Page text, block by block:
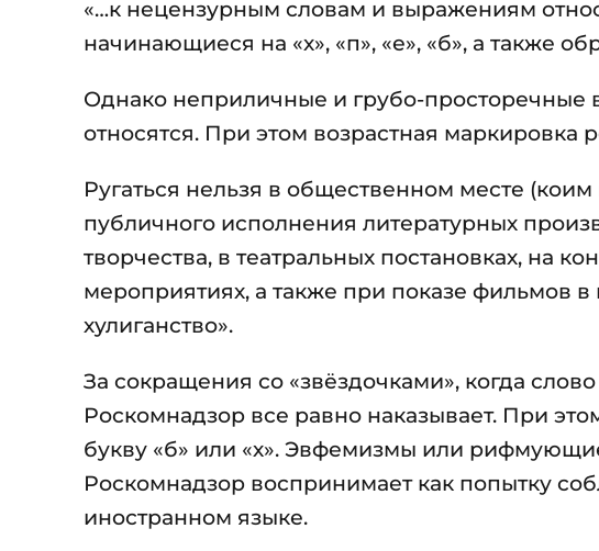
«…к нецензурным словам и выражениям
начинающиеся на «х», «п», «е», «б», а также
Однако неприличные и грубо-
относятся. При этом возрастная маркировка
Ругаться нельзя в общественном месте
публичного исполнения литературных
творчества, в театральных постановках, на
мероприятиях, а также при показе фильмов в
хулиганство».
За сокращения со «звёздочками», когда
Роскомнадзор все равно наказывает. При
букву «б» или «х». Эвфемизмы или
Роскомнадзор воспринимает как попытку
иностранном языке.